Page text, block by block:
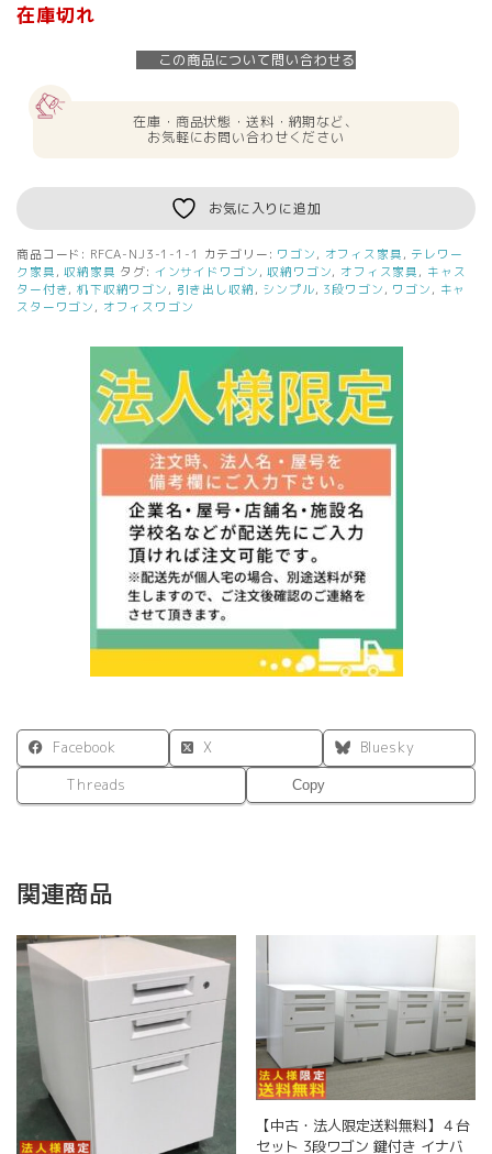
在庫切れ
この商品について問い合わせる
在庫・商品状態・送料・納期など、
お気軽にお問い合わせください
お気に入りに追加
商品コード: RFCA-NJ3-1-1-1 カテゴリー: ワゴン , オフィス家具 , テレワー
ク家具 ,収納家具 タグ: インサイドワゴン ,収納ワゴン, オフィス家具 , キャス
ター付き,机下収納ワゴン , 引き出し収納 , シンプル, 3段ワゴン , ワゴン , キャ
スターワゴン , オフィスワゴン
Facebook X
Bluesky
Threads
Copy
関連商品
【中古・法人限定送料無料】４台
セット 3段ワゴン 鍵付き イナバ